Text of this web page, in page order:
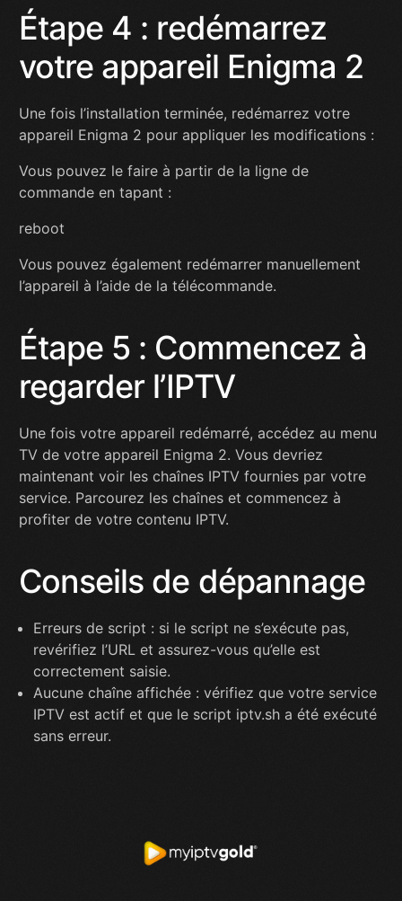
Étape 4 : redémarrez
votre appareil Enigma 2
Une fois l’installation terminée, redémarrez votre
appareil Enigma 2 pour appliquer les modifications :
Vous pouvez le faire à partir de la ligne de
commande en tapant :
reboot
Vous pouvez également redémarrer manuellement
l’appareil à l’aide de la télécommande.
Étape 5 : Commencez à
regarder l’IPTV
Une fois votre appareil redémarré, accédez au menu
TV de votre appareil Enigma 2. Vous devriez
maintenant voir les chaînes IPTV fournies par votre
service. Parcourez les chaînes et commencez à
profiter de votre contenu IPTV.
Conseils de dépannage
Erreurs de script : si le script ne s’exécute pas,
revérifiez l’URL et assurez-vous qu’elle est
correctement saisie.
Aucune chaîne affichée : vérifiez que votre service
IPTV est actif et que le script iptv.sh a été exécuté
sans erreur.